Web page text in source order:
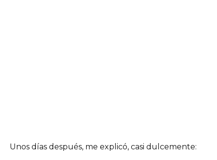
Unos días después, me explicó, casi dulcemente: